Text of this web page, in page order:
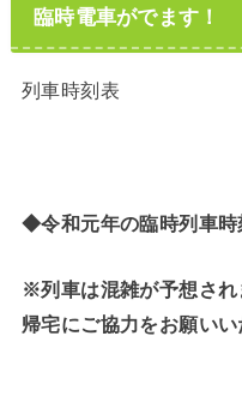
臨時電車がでます！
列車時刻表
◆令和元年の臨時列車時
※列車は混雑が予想さ
帰宅にご協力をお願いい